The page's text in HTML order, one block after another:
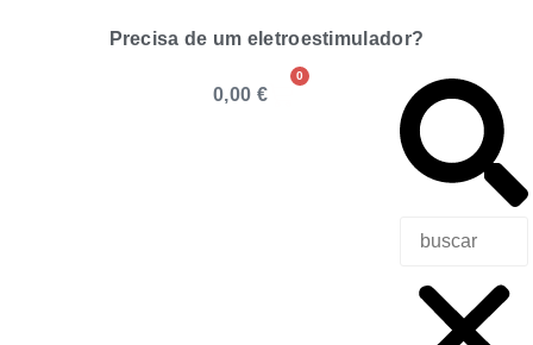
Precisa de um eletroestimulador?
0,00 €
0